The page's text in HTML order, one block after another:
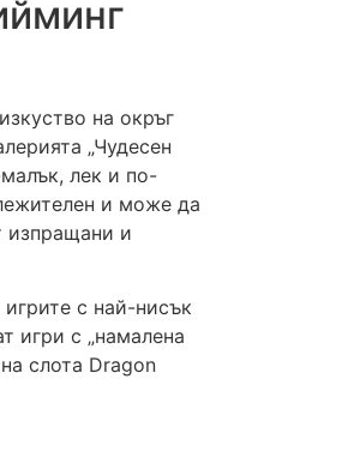
на окръг
„Чудесен
лек и по-
и може да
изпращани и
с най-нисък
игри с „намалена
слота Dragon